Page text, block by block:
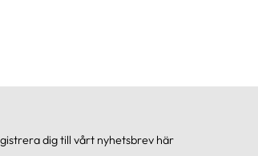
dig till vårt nyhetsbrev här